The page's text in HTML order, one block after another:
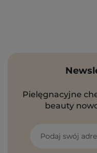
Pielęgnacyjne
beauty
Podaj swój